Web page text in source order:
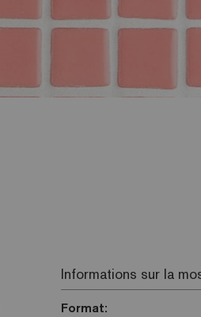
Informations sur la
Format: